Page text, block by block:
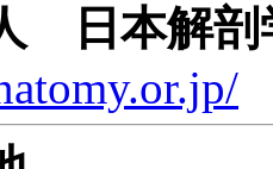
日本解剖